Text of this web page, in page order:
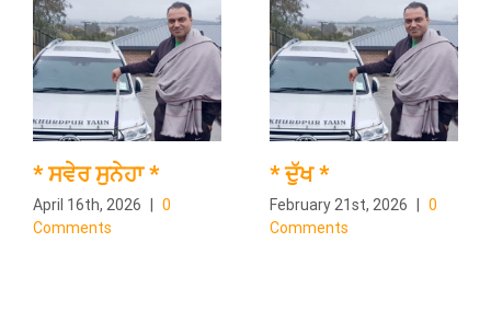
* ਸਵੇਰ ਸੁਨੇਹਾ *
April 16th, 2026
0
Comments
* ਦੁੱਖ *
February 21st, 2026
0
Comments